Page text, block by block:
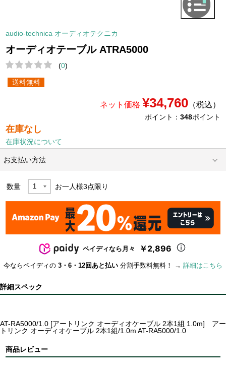
audio-technica オーディオテクニカ
オーディオテーブル ATRA5000
(0)
送料無料
ネット価格 ¥34,760（税込）
ポイント： 348ポイント
在庫なし
在庫状況について
お支払い方法
数量 お一人様3点限り
ペイディなら月々 ￥2,896
今ならペイディの 3・6・12回あと払い 分割手数料無料！ → 詳細はこちら
詳細スペック
AT-RA5000/1.0 [アートリンク オーディオケーブル 2本1組 1.0m] アー
トリンク オーディオケーブル 2本1組/1.0m AT-RA5000/1.0
商品レビュー